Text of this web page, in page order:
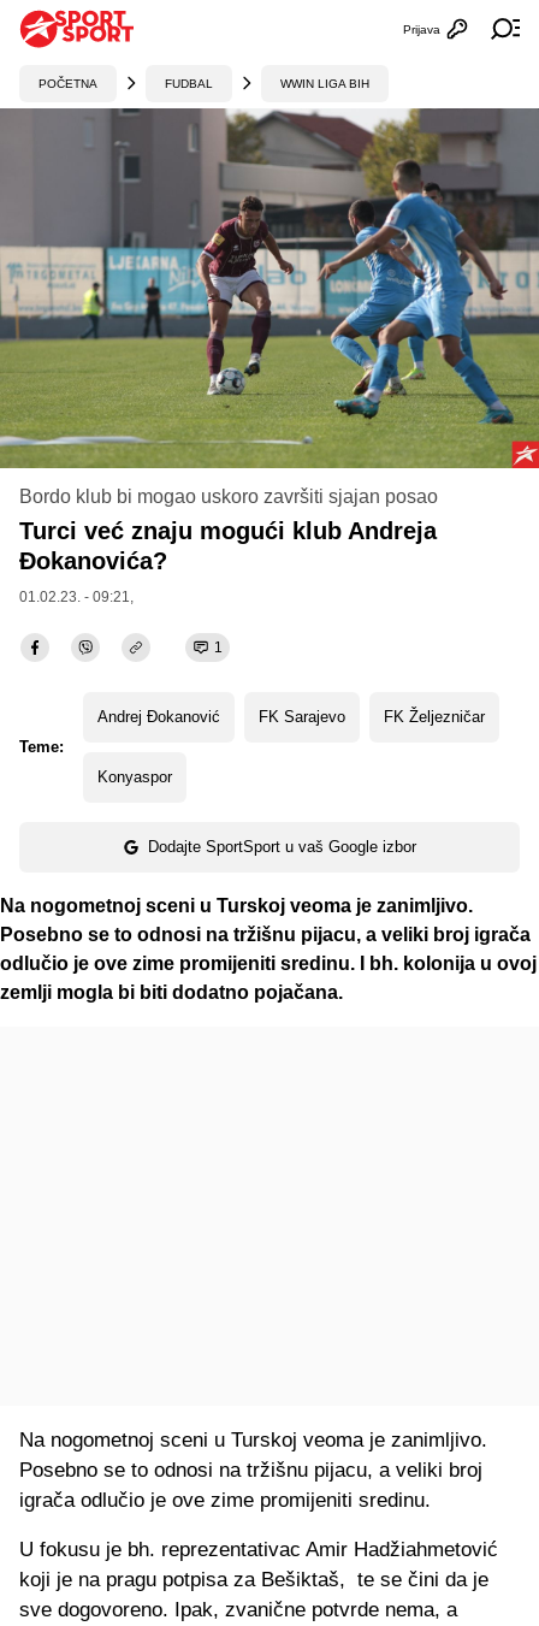
Otvori
Prijava
POČETNA FUDBAL WWIN LIGA BIH
Bordo klub bi mogao uskoro završiti sjajan posao
Turci već znaju mogući klub Andreja
Đokanovića?
01.02.23. - 09:21,
1
Teme:
Andrej Đokanović FK Sarajevo FK Željezničar
Konyaspor
Dodajte SportSport u vaš Google izbor
Na nogometnoj sceni u Turskoj veoma je zanimljivo.
Posebno se to odnosi na tržišnu pijacu, a veliki broj igrača
odlučio je ove zime promijeniti sredinu. I bh. kolonija u ovoj
zemlji mogla bi biti dodatno pojačana.
Na nogometnoj sceni u Turskoj veoma je zanimljivo.
Posebno se to odnosi na tržišnu pijacu, a veliki broj
igrača odlučio je ove zime promijeniti sredinu.
U fokusu je bh. reprezentativac Amir Hadžiahmetović
koji je na pragu potpisa za Bešiktaš, te se čini da je
sve dogovoreno. Ipak, zvanične potvrde nema, a